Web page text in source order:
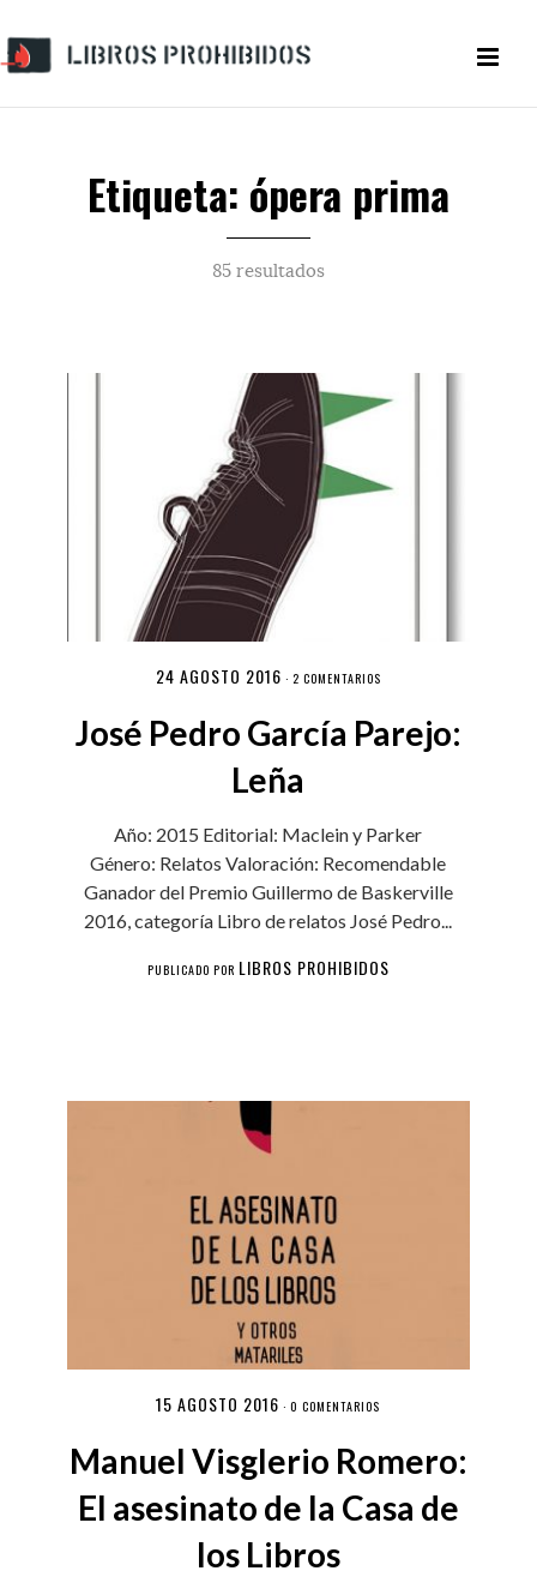
Etiqueta: ópera prima
85 resultados
24 AGOSTO 2016 · 2 COMENTARIOS
José Pedro García Parejo:
Leña
Año: 2015 Editorial: Maclein y Parker
Género: Relatos Valoración: Recomendable
Ganador del Premio Guillermo de Baskerville
2016, categoría Libro de relatos José Pedro...
PUBLICADO POR LIBROS PROHIBIDOS
15 AGOSTO 2016 ·0 COMENTARIOS
Manuel Visglerio Romero:
El asesinato de la Casa de
los Libros